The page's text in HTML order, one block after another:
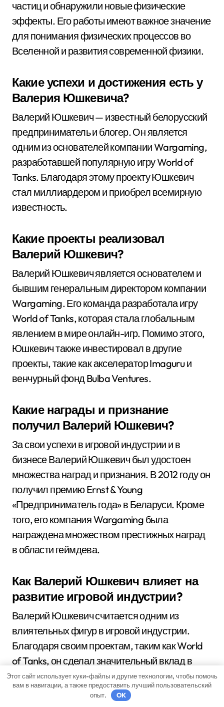
частиц и обнаружили новые физические
эффекты. Его работы имеют важное значение
для понимания физических процессов во
Вселенной и развития современной физики.
Какие успехи и достижения есть у
Валерия Юшкевича?
Валерий Юшкевич — известный белорусский
предприниматель и блогер. Он является
одним из основателей компании Wargaming,
разработавшей популярную игру World of
Tanks. Благодаря этому проекту Юшкевич
стал миллиардером и приобрел всемирную
известность.
Какие проекты реализовал
Валерий Юшкевич?
Валерий Юшкевич является основателем и
бывшим генеральным директором компании
Wargaming. Его команда разработала игру
World of Tanks, которая стала глобальным
явлением в мире онлайн-игр. Помимо этого,
Юшкевич также инвестировал в другие
проекты, такие как акселератор Imaguru и
венчурный фонд Bulba Ventures.
Какие награды и признание
получил Валерий Юшкевич?
За свои успехи в игровой индустрии и в
бизнесе Валерий Юшкевич был удостоен
множества наград и признания. В 2012 году он
получил премию Ernst & Young
«Предприниматель года» в Беларуси. Кроме
того, его компания Wargaming была
награждена множеством престижных наград
в области геймдева.
Как Валерий Юшкевич влияет на
развитие игровой индустрии?
Валерий Юшкевич считается одним из
влиятельных фигур в игровой индустрии.
Благодаря своим проектам, таким как World
of Tanks, он сделал значительный вклад в
развитие жанра массовых онлайн-игр. Кроме
того, Юшкевич также активно инвестирует в
Этот сайт использует куки-файлы и другие технологии, чтобы помочь
вам в навигации, а также предоставить лучший пользовательский
опыт.
OK